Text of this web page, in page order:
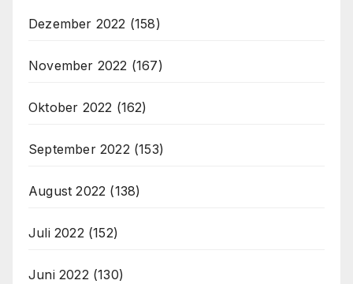
Dezember 2022 (158)
November 2022 (167)
Oktober 2022 (162)
September 2022 (153)
August 2022 (138)
Juli 2022 (152)
Juni 2022 (130)